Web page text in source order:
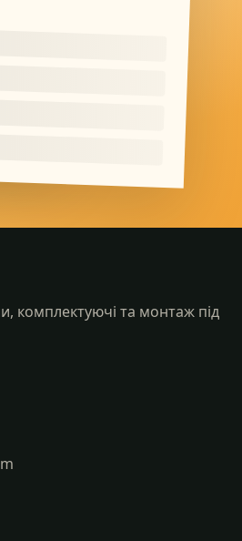
комплектуючі та монтаж під